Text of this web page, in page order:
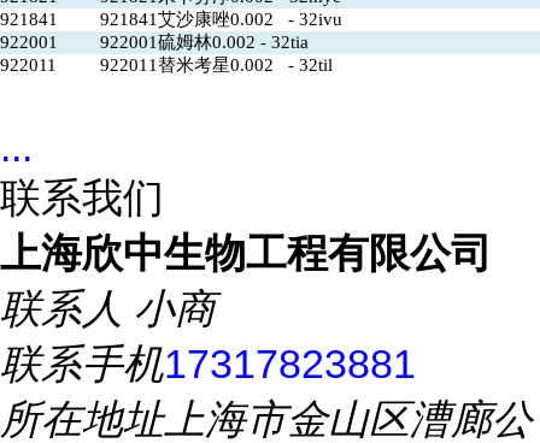
921841
921841艾沙康唑0.002 - 32ivu
922001
922001硫姆林0.002 - 32tia
922011
922011替米考星0.002 - 32til
...
联系我们
上海欣中生物工程有限公司
联系人 小商
联系手机17317823881
所在地址上海市金山区漕廊公